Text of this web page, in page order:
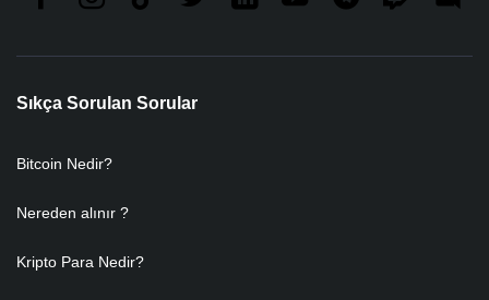
Sıkça Sorulan Sorular
Bitcoin Nedir?
Nereden alınır ?
Kripto Para Nedir?